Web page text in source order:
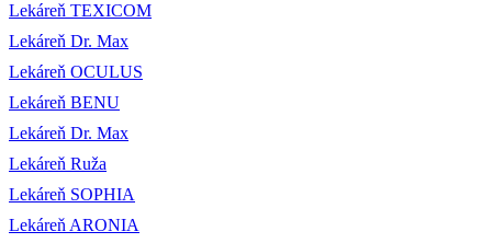
Lekáreň TEXICOM
Lekáreň Dr. Max
Lekáreň OCULUS
Lekáreň BENU
Lekáreň Dr. Max
Lekáreň Ruža
Lekáreň SOPHIA
Lekáreň ARONIA